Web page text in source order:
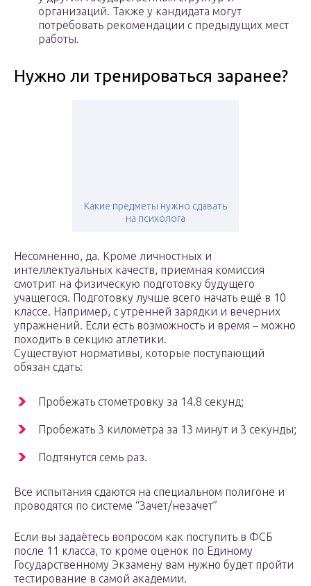
организаций. Также у кандидата могут
потребовать рекомендации с предыдущих мест
работы.
Нужно ли тренироваться заранее?
Какие предметы нужно сдавать
на психолога
Несомненно, да. Кроме личностных и
интеллектуальных качеств, приемная комиссия
смотрит на физическую подготовку будущего
учащегося. Подготовку лучше всего начать ещё в 10
классе. Например, с утренней зарядки и вечерних
упражнений. Если есть возможность и время – можно
походить в секцию атлетики.
Существуют нормативы, которые поступающий
обязан сдать:
Пробежать стометровку за 14.8 секунд;
Пробежать 3 километра за 13 минут и 3 секунды;
Подтянутся семь раз.
Все испытания сдаются на специальном полигоне и
проводятся по системе “Зачет/незачет”
Если вы задаётесь вопросом как поступить в ФСБ
после 11 класса, то кроме оценок по Единому
Государственному Экзамену вам нужно будет пройти
тестирование в самой академии.